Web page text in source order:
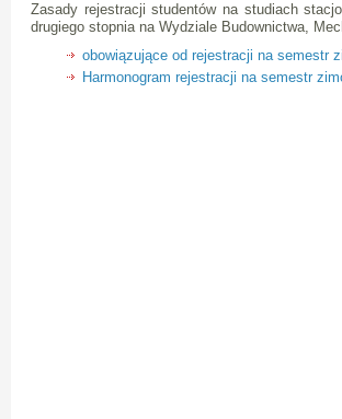
Zasady rejestracji studentów na studiach
drugiego stopnia na Wydziale Budownictwa,
obowiązujące od rejestracji na semestr
Harmonogram rejestracji na semestr